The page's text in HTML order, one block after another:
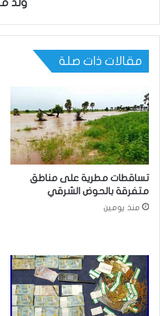
ولد
مقالات ذات صلة
تساقطات مطرية على مناطق
متفرقة بالحوض الشرقي
منذ يومين